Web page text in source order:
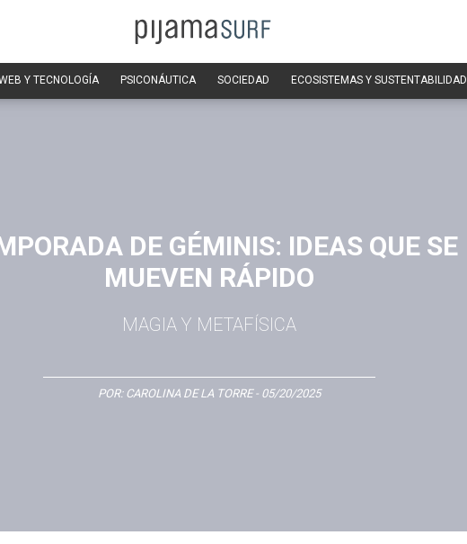
Y TECNOLOGÍA PSICONÁUTICA SOCIEDAD ECOSISTEMAS Y SUSTENTABILIDAD
DE GÉMINIS: IDEAS QUE SE
MUEVEN RÁPIDO
MAGIA Y METAFÍSICA
POR: CAROLINA DE LA TORRE- 05/20/2025